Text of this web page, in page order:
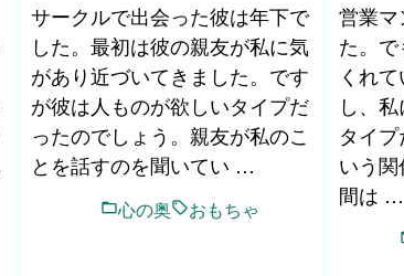
サークルで出会った彼は年下で
した。最初は彼の親友が私に気
があり近づいてきました。です
が彼は人ものが欲しいタイプだ
ったのでしょう。親友が私のこ
とを話すのを聞いてい …
心の奥 おもちゃ
営業
た。
くれ
し、
タイ
いう
間は …